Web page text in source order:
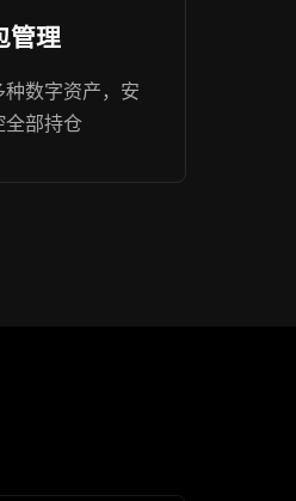
管理
数字资产，安
全部持仓